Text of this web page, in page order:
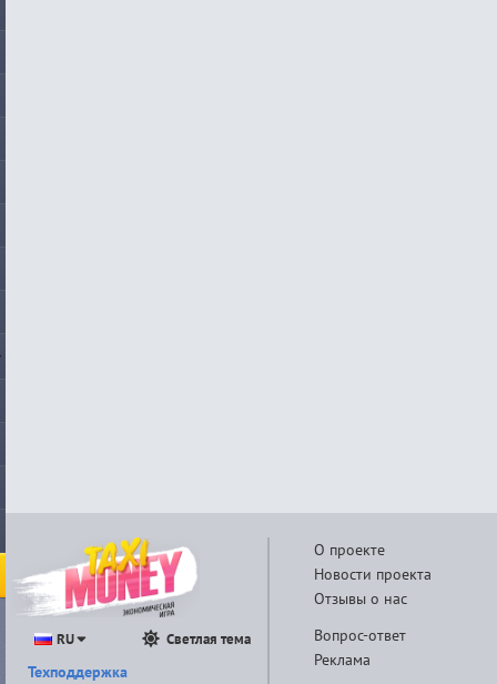
О проекте
Новости проекта
Отзывы о нас
Вопрос-ответ
Реклама
RU Светлая тема
Техподдержка